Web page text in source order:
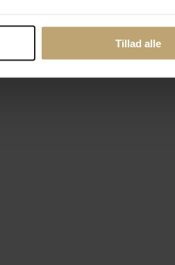
Tillad alle
Ændr cookie-indstillinger